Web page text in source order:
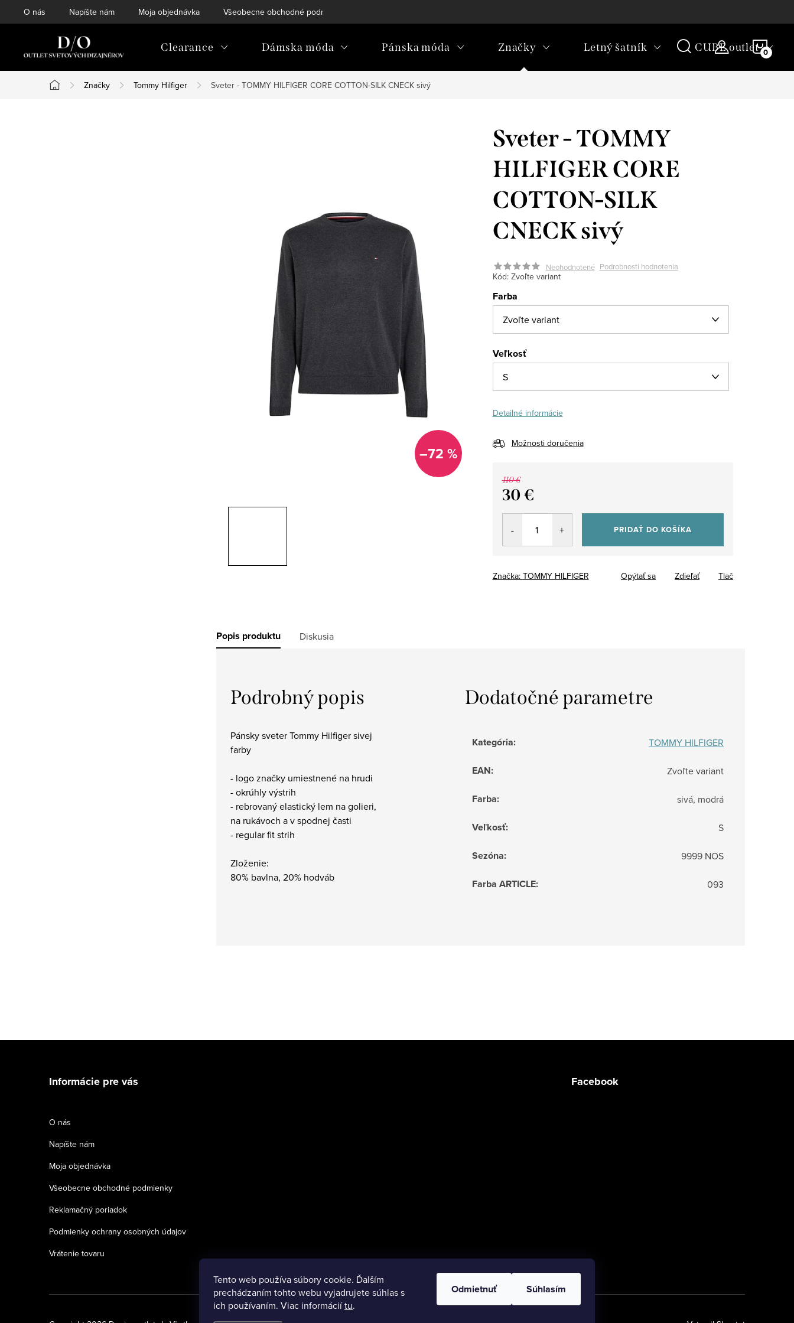
Tento web používa súbory cookie. Ďalším
prechádzaním tohto webu vyjadrujete súhlas s
ich používaním. Viac informáciítu.
Odmietnuť Súhlasím
na
O nás Napíšte nám Moja objednávka Všeobecne obchodné podmienky
Clearance Dámska móda Pánska móda Značky Letný šatník CUBE outlet
Domov
Značky Tommy Hilfiger Sveter - TOMMY HILFIGER CORE COTTON-SILK CNECK sivý
–72 %
Sveter - TOMMY
HILFIGER CORE
COTTON-SILK
CNECK sivý
Neohodnotené Podrobnosti hodnotenia
Kód: Zvoľte variant
Farba
Veľkosť
Detailné informácie
Možnosti doručenia
110 €
30 €
Jednotková
PRIDAŤ DO KOŠÍKA
Značka: TOMMY HILFIGER Tlač
Opýtať sa Zdieľať
Popis produktu Diskusia
Podrobný popis
Pánsky sveter Tommy Hilfiger sivej
farby
- logo značky umiestnené na hrudi
- okrúhly výstrih
- rebrovaný elastický lem na golieri,
na rukávoch a v spodnej časti
- regular fit strih
Zloženie:
80% bavlna, 20% hodváb
Dodatočné parametre
Kategória: TOMMY HILFIGER
EAN: Zvoľte variant
Farba: sivá, modrá
Veľkosť: S
Sezóna: 9999 NOS
Farba ARTICLE: 093
Informácie pre vás
O nás
Napíšte nám
Moja objednávka
Všeobecne obchodné podmienky
Reklamačný poriadok
Podmienky ochrany osobných údajov
Vrátenie tovaru
Facebook